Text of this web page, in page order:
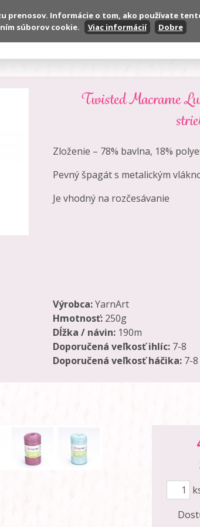
Reklamačné podmienky
Twisted Macrame
Zloženie – 78% bavlna, 18%
Pevný špagát s metalickým
Je vhodný na rozčesávanie
Výrobca:YarnArt
Hmotnosť: 250g
Dĺžka / návin: 190m
Doporučená veľkosť ihlíc: 7-8
Doporučená veľkosť háčika: 7-8
Informácie o tom, ako používate
súborov cookie.
Viac informácií Dobre